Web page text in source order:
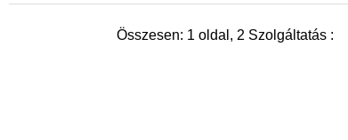
Összesen: 1 oldal, 2 Szolgáltatás :